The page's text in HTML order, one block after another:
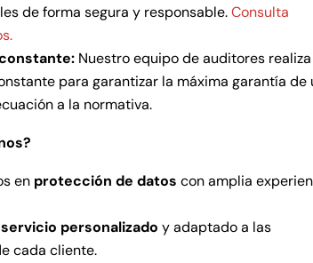
de forma segura y responsable.Consulta
Nuestro equipo de auditores
para garantizar la máxima garantía de
a la normativa.
en protección de datos con amplia
servicio personalizado y adaptado a las
cada cliente.